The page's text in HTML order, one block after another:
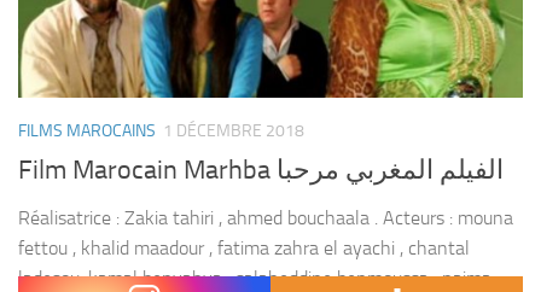
FILMS MAROCAINS 1 DÉCEMBRE 2018
Film Marocain Marhba الفيلم المغربي مرحبا
Réalisatrice : Zakia tahiri , ahmed bouchaala . Acteurs : mouna
fettou , khalid maadour , fatima zahra el ayachi , chantal
ladesou, kamal benyahya , salaheddine benmoussa , naima